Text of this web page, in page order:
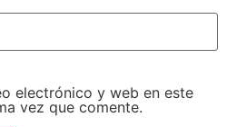
electrónico y web en este
vez que comente.